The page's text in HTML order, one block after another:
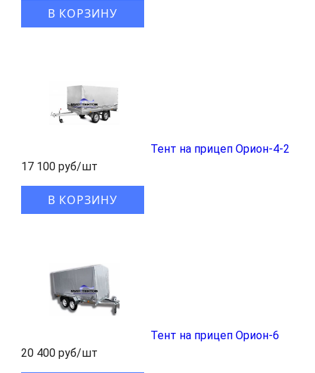
В КОРЗИНУ
Тент на прицеп Орион-4-2
17 100 руб/шт
В КОРЗИНУ
Тент на прицеп Орион-6
20 400 руб/шт